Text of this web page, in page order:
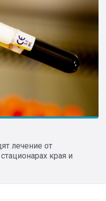
лечение от
края и